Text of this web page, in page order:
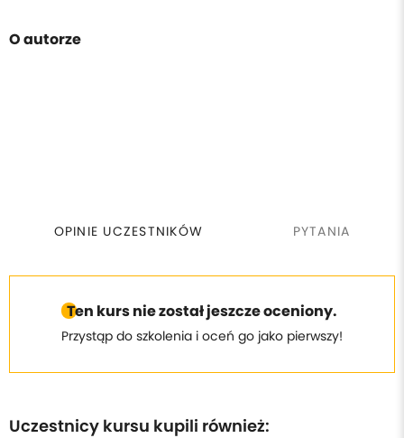
O autorze
OPINIE UCZESTNIKÓW PYTANIA
Ten kurs nie został jeszcze oceniony.
Przystąp do szkolenia i oceń go jako pierwszy!
Uczestnicy kursu kupili również: